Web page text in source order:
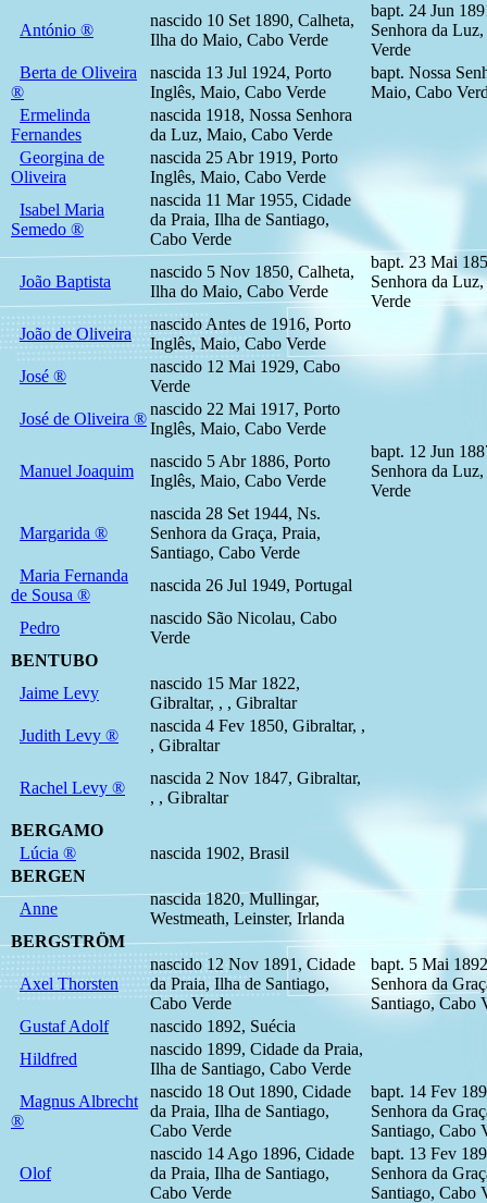
António ®
nascido 10 Set 1890, Calheta,
Ilha do Maio, Cabo Verde
bapt. 24 Jun
Senhora da
Verde
Berta de Oliveira
®
nascida 13 Jul 1924, Porto
Inglês, Maio, Cabo Verde
bapt. Nossa
Maio, Cabo
Ermelinda
Fernandes
nascida 1918, Nossa Senhora
da Luz, Maio, Cabo Verde
Georgina de
Oliveira
nascida 25 Abr 1919, Porto
Inglês, Maio, Cabo Verde
Isabel Maria
Semedo ®
nascida 11 Mar 1955, Cidade
da Praia, Ilha de Santiago,
Cabo Verde
João Baptista
nascido 5 Nov 1850, Calheta,
Ilha do Maio, Cabo Verde
bapt. 23 Mai
Senhora da
Verde
João de Oliveira
nascido Antes de 1916, Porto
Inglês, Maio, Cabo Verde
José ®
nascido 12 Mai 1929, Cabo
Verde
José de Oliveira ®
nascido 22 Mai 1917, Porto
Inglês, Maio, Cabo Verde
Manuel Joaquim
nascido 5 Abr 1886, Porto
Inglês, Maio, Cabo Verde
bapt. 12 Jun
Senhora da
Verde
Margarida ®
nascida 28 Set 1944, Ns.
Senhora da Graça, Praia,
Santiago, Cabo Verde
Maria Fernanda
de Sousa ®
nascida 26 Jul 1949, Portugal
Pedro
nascido São Nicolau, Cabo
Verde
BENTUBO
Jaime Levy
nascido 15 Mar 1822,
Gibraltar, , , Gibraltar
Judith Levy ®
nascida 4 Fev 1850, Gibraltar, ,
, Gibraltar
Rachel Levy ®
nascida 2 Nov 1847, Gibraltar,
, , Gibraltar
BERGAMO
Lúcia ®
nascida 1902, Brasil
BERGEN
Anne
nascida 1820, Mullingar,
Westmeath, Leinster, Irlanda
BERGSTRÖM
Axel Thorsten
nascido 12 Nov 1891, Cidade
da Praia, Ilha de Santiago,
Cabo Verde
bapt. 5 Mai
Senhora da
Santiago, Cabo
Gustaf Adolf
nascido 1892, Suécia
Hildfred
nascido 1899, Cidade da Praia,
Ilha de Santiago, Cabo Verde
Magnus Albrecht
®
nascido 18 Out 1890, Cidade
da Praia, Ilha de Santiago,
Cabo Verde
bapt. 14 Fev
Senhora da
Santiago, Cabo
Olof
nascido 14 Ago 1896, Cidade
da Praia, Ilha de Santiago,
Cabo Verde
bapt. 13 Fev
Senhora da
Santiago, Cabo